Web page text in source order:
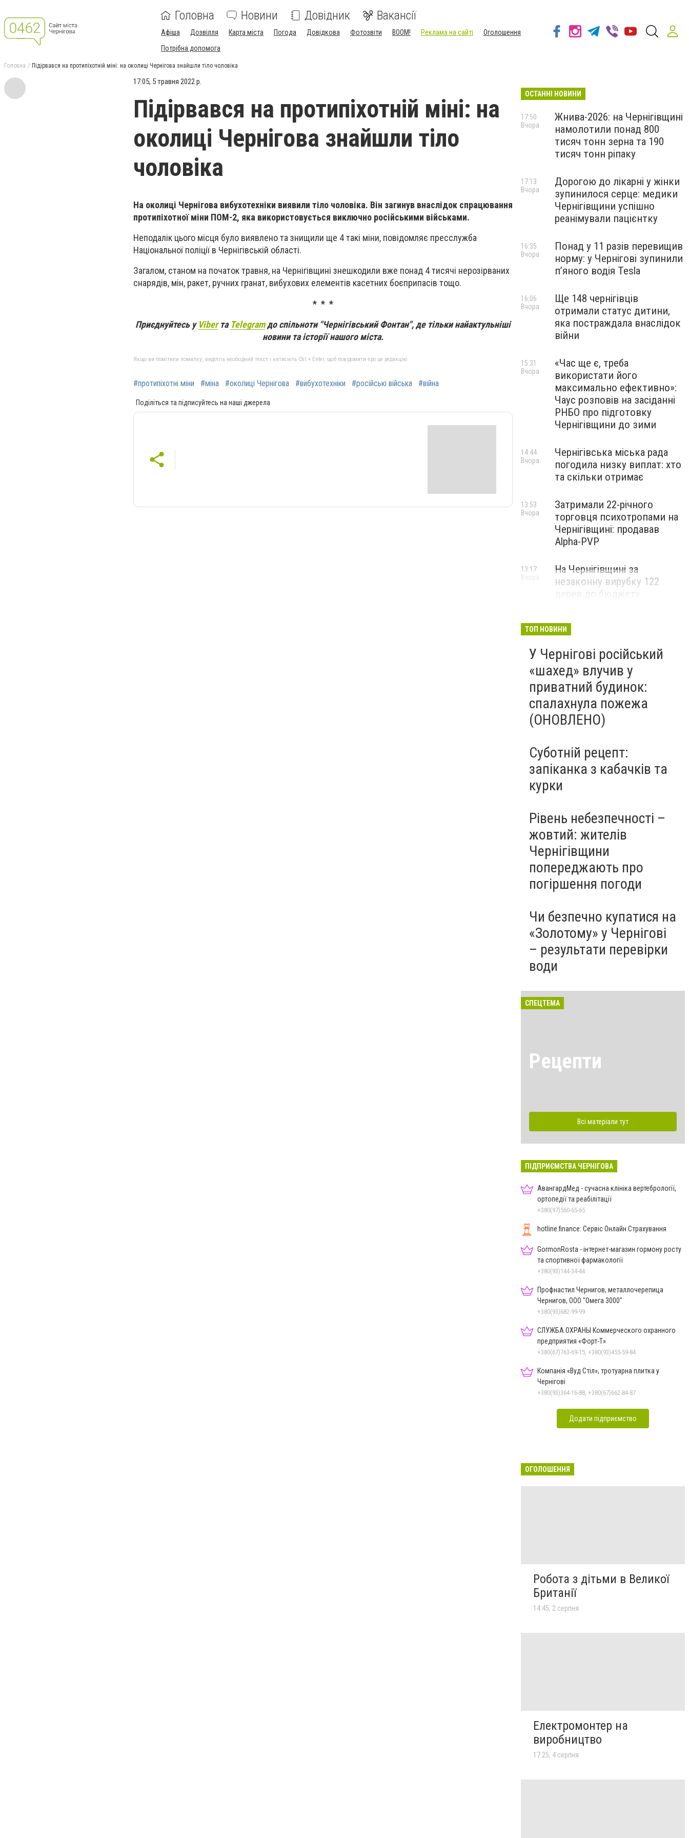
Головна Новини Довідник Вакансії
Афіша Дозвілля Карта міста Погода Довідкова Фотозвіти BOOM! Реклама на сайті
Оголошення
Потрібна допомога
Головна Підірвався на протипіхотній міні: на околиці Чернігова знайшли тіло чоловіка
17:05, 5 травня 2022 р.
Підірвався на протипіхотній міні: на
околиці Чернігова знайшли тіло
чоловіка
На околиці Чернігова вибухотехніки виявили тіло чоловіка. Він загинув внаслідок спрацювання
протипіхотної міни ПОМ-2, яка використовується виключно російськими військами.
Неподалік цього місця було виявлено та знищили ще 4 такі міни, повідомляє пресслужба
Національної поліції в Чернігівській області.
Загалом, станом на початок травня, на Чернігівщині знешкодили вже понад 4 тисячі нерозірваних
снарядів, мін, ракет, ручних гранат, вибухових елементів касетних боєприпасів тощо.
* * *
Приєднуйтесь у Viberта Telegramдо спільноти "Чернігівський Фонтан", де тільки найактульніші
новини та історії нашого міста.
Якщо ви помітили помилку, виділіть необхідний текст і натисніть Ctrl + Enter, щоб повідомити про це редакцію
#протипіхотні міни #міна #околиці Чернігова #вибухотехніки #російські війська #війна
Поділіться та підписуйтесь на наші джерела
ОСТАННІ НОВИНИ
Жнива-2026: на Чернігівщині
намолотили понад 800
тисяч тонн зерна та 190
тисяч тонн ріпаку
17:50
Вчора
Дорогою до лікарні у жінки
зупинилося серце: медики
Чернігівщини успішно
реанімували пацієнтку
17:13
Вчора
Понад у 11 разів перевищив
норму: у Чернігові зупинили
пʼяного водія Tesla
16:35
Вчора
Ще 148 чернігівців
отримали статус дитини,
яка постраждала внаслідок
війни
16:06
Вчора
«Час ще є, треба
використати його
максимально ефективно»:
Чаус розповів на засіданні
РНБО про підготовку
Чернігівщини до зими
15:31
Вчора
Чернігівська міська рада
погодила низку виплат: хто
та скільки отримає
14:44
Вчора
Затримали 22-річного
торговця психотропами на
Чернігівщині: продавав
Alpha-PVP
13:53
Вчора
На Чернігівщині за
незаконну вирубку 122
дерев до бюджету
13:17
Вчора
ТОП НОВИНИ
У Чернігові російський
«шахед» влучив у
приватний будинок:
спалахнула пожежа
(ОНОВЛЕНО)
Суботній рецепт:
запіканка з кабачків та
курки
Рівень небезпечності –
жовтий: жителів
Чернігівщини
попереджають про
погіршення погоди
Чи безпечно купатися на
«Золотому» у Чернігові
– результати перевірки
води
СПЕЦТЕМА
Рецепти
Всі матеріали тут
ПІДПРИЄМСТВА ЧЕРНІГОВА
АвангардМед - сучасна клініка вертебрології,
ортопедії та реабілітації
+380(97)560-65-65
hotline.finance: Сервіс Онлайн Страхування
GormonRosta - інтернет-магазин гормону росту
та спортивної фармакології
+380(93)144-34-44
Профнастил Чернигов, металлочерепица
Чернигов, ООО "Омега 3000"
+380(93)682-99-99
СЛУЖБА ОХРАНЫ Коммерческого охранного
предприятия «Форт-Т»
+380(67)763-69-15, +380(93)455-59-84
Компанія «Вуд Стіл», тротуарна плитка у
Чернігові
+380(93)364-16-88, +380(67)662-84-87
Додати підприємство
ОГОЛОШЕННЯ
Робота з дітьми в Великої
Британії
14:45, 2 серпня
Електромонтер на
виробництво
17:25, 4 серпня